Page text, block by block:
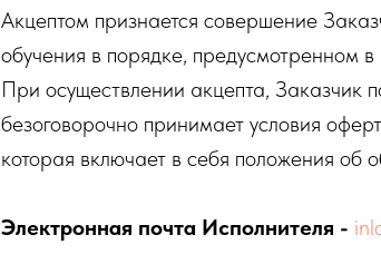
Акцептом признается совершение
обучения в порядке, предусмотренном
При осуществлении акцепта, Заказчик
безоговорочно принимает условия
которая включает в себя положения об
Электронная почта Исполнителя -